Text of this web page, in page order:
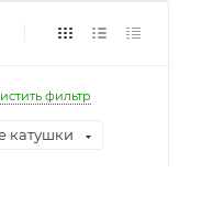
катушки
фильтр